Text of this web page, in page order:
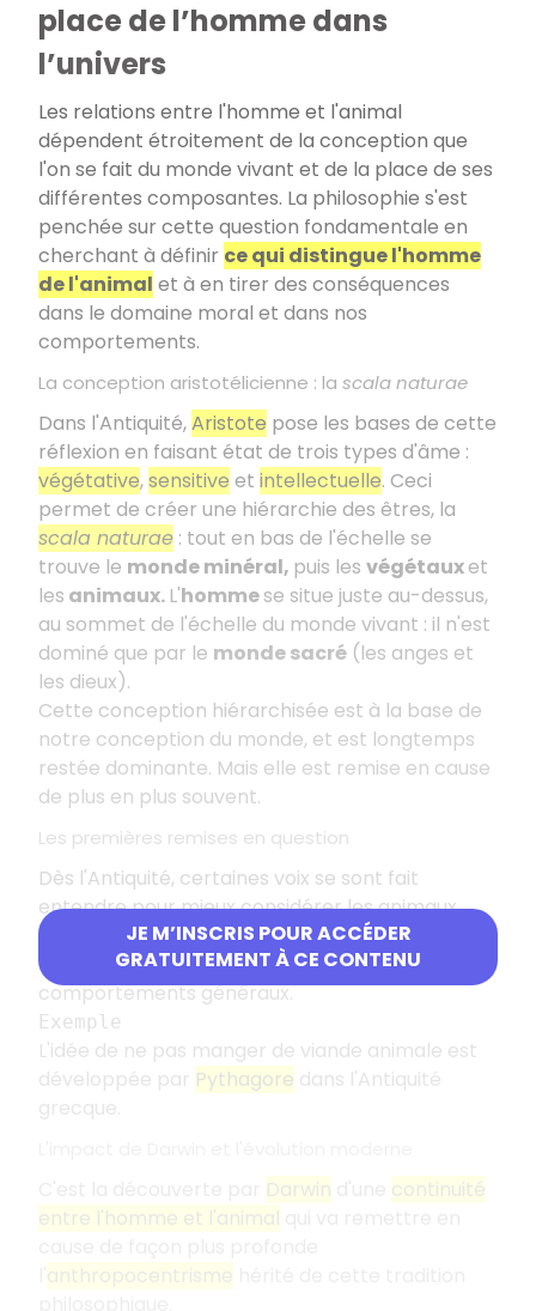
JE M’INSCRIS POUR ACCÉDER
GRATUITEMENT À CE CONTENU
place de l’homme dans
l’univers
Les relations entre l'homme et l'animal
dépendent étroitement de la conception que
l'on se fait du monde vivant et de la place de ses
différentes composantes. La philosophie s'est
penchée sur cette question fondamentale en
cherchant à définir ce qui distingue l'homme
de l'animal et à en tirer des conséquences
dans le domaine moral et dans nos
comportements.
La conception aristotélicienne : la scala naturae
Dans l'Antiquité,Aristote pose les bases de cette
réflexion en faisant état de trois types d'âme :
végétative,sensitive et intellectuelle. Ceci
permet de créer une hiérarchie des êtres, la
scala naturae : tout en bas de l'échelle se
trouve le monde minéral, puis les végétauxet
les animaux. L'hommese situe juste au-dessus,
au sommet de l'échelle du monde vivant : il n'est
dominé que par le monde sacré (les anges et
les dieux).
Cette conception hiérarchisée est à la base de
notre conception du monde, et est longtemps
restée dominante. Mais elle est remise en cause
de plus en plus souvent.
Les premières remises en question
Dès l'Antiquité, certaines voix se sont fait
entendre pour mieux considérer les animaux,
reprochant à l'homme sa cruauté envers eux,
dans le domaine de la nourriture ou de nos
comportements généraux.
Exemple
L'idée de ne pas manger de viande animale est
développée par Pythagore dans l'Antiquité
grecque.
Darwin
continuité
entre l'homme et l'animal